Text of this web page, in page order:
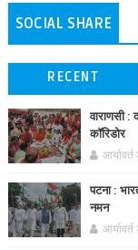
SOCIAL SHARE
RECENT
वाराणसी
कॉरिडोर
पटना :
नमन